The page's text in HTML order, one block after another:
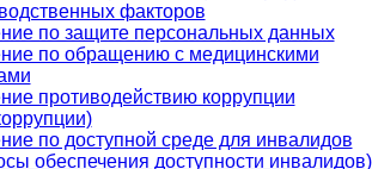
факторов
по защите персональных данных
по обращению с медицинскими
противодействию коррупции
по доступной среде для инвалидов
обеспечения доступности инвалидов)